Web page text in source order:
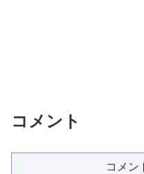
コメント
コメン